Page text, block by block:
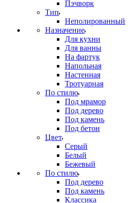
Пэчворк
Тип
Неполированный
Назначение
Для кухни
Для ванны
На фартук
Напольная
Настенная
Тротуарная
По стилю
Под мрамор
Под дерево
Под камень
Под бетон
Цвет
Серый
Белый
Бежевый
По стилю
Под дерево
Под камень
Классика